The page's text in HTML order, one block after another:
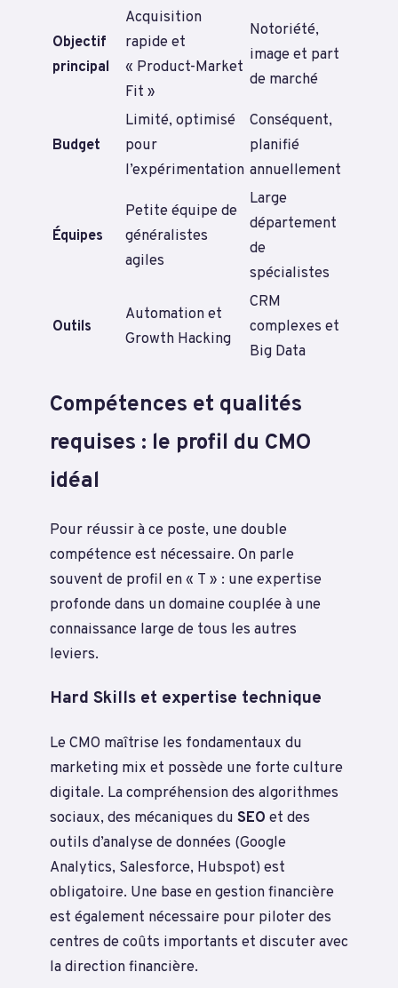
Objectif
principal
Acquisition
rapide et
« Product-Market
Fit »
Notoriété,
image et part
de marché
Budget
Limité, optimisé
pour
l’expérimentation
Conséquent,
planifié
annuellement
Équipes
Petite équipe de
généralistes
agiles
Large
département
de
spécialistes
Outils
Automation et
Growth Hacking
CRM
complexes et
Big Data
Compétences et qualités
requises : le profil du CMO
idéal
Pour réussir à ce poste, une double
compétence est nécessaire. On parle
souvent de profil en « T » : une expertise
profonde dans un domaine couplée à une
connaissance large de tous les autres
leviers.
Hard Skills et expertise technique
Le CMO maîtrise les fondamentaux du
marketing mix et possède une forte culture
digitale. La compréhension des algorithmes
sociaux, des mécaniques du SEO et des
outils d’analyse de données (Google
Analytics, Salesforce, Hubspot) est
obligatoire. Une base en gestion financière
est également nécessaire pour piloter des
centres de coûts importants et discuter avec
la direction financière.